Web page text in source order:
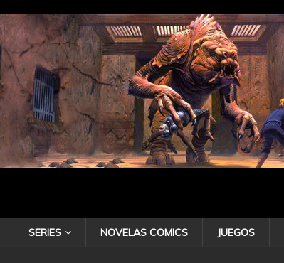
SERIES NOVELAS COMICS JUEGOS